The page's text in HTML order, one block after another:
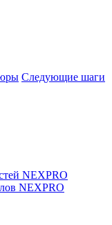
Следующие шаги
NEXPRO
NEXPRO